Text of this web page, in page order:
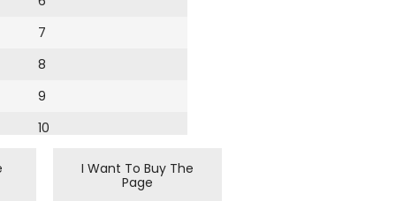
7
8
9
10
I Want To Buy The
Page